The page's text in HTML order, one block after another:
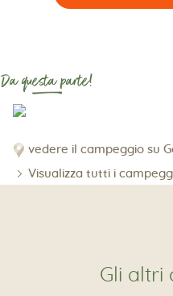
Da questa parte!
vedere il campeggio su
Visualizza tutti i
Gli altri